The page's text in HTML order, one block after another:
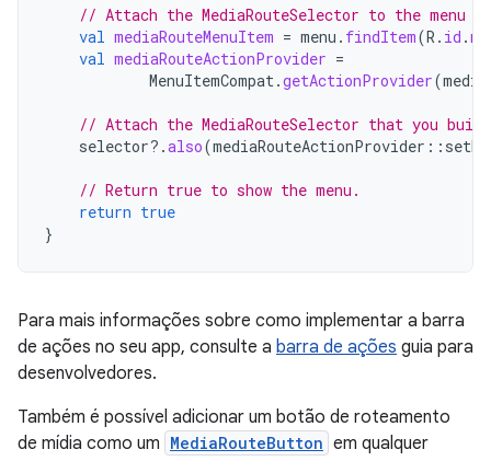
// Attach the MediaRouteSelector to the menu
val mediaRouteMenuItem = menu . findItem(R . id .
val mediaRouteActionProvider =
MenuItemCompat.getActionProvider(
// Attach the MediaRouteSelector that you
selector?.also(mediaRouteActionProvider ::
// Return true to show the menu.
return true
}
Para mais informações sobre como implementar a barra
de ações no seu app, consulte a barra de ações guia para
desenvolvedores.
Também é possível adicionar um botão de roteamento
de mídia como um MediaRouteButton em qualquer